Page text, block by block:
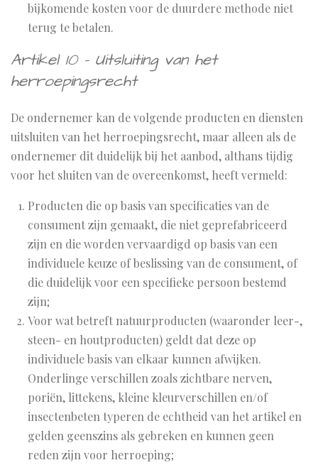
bijkomende kosten voor de duurdere methode niet
terug te betalen.
Artikel 10 - Uitsluiting van het
herroepingsrecht
De ondernemer kan de volgende producten en diensten
uitsluiten van het herroepingsrecht, maar alleen als de
ondernemer dit duidelijk bij het aanbod, althans tijdig
voor het sluiten van de overeenkomst, heeft vermeld:
Producten die op basis van specificaties van de
consument zijn gemaakt, die niet geprefabriceerd
zijn en die worden vervaardigd op basis van een
individuele keuze of beslissing van de consument, of
die duidelijk voor een specifieke persoon bestemd
zijn;
Voor wat betreft natuurproducten (waaronder leer-,
steen- en houtproducten) geldt dat deze op
individuele basis van elkaar kunnen afwijken.
Onderlinge verschillen zoals zichtbare nerven,
poriën, littekens, kleine kleurverschillen en/of
insectenbeten typeren de echtheid van het artikel en
gelden geenszins als gebreken en kunnen geen
reden zijn voor herroeping;